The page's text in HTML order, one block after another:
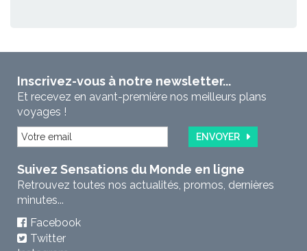
Inscrivez-vous à notre newsletter...
Et recevez en avant-première nos meilleurs plans
voyages !
ENVOYER
Suivez Sensations du Monde en ligne
Retrouvez toutes nos actualités, promos, dernières
minutes...
Facebook
Twitter